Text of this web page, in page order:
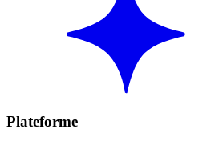
Plateforme